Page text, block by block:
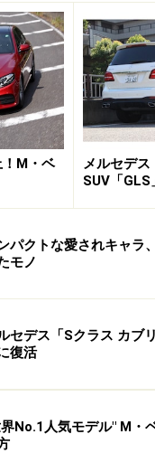
M・ベ
メルセデス
SUV「GLS
パクトな愛されキャラ
モノ
セデス「Sクラス カブ
復活
No.1人気モデル" M・